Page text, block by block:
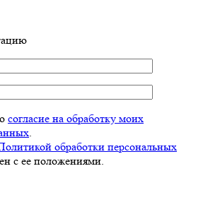
согласие на обработку моих
.
обработки персональных
с ее положениями.